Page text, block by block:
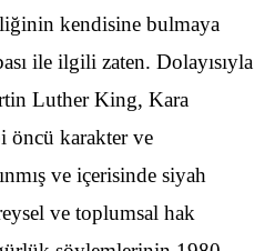
kendisine bulmaya
ile ilgili zaten. Dolayısıyla
Luther King, Kara
öncü karakter ve
ve içerisinde siyah
ve toplumsal hak